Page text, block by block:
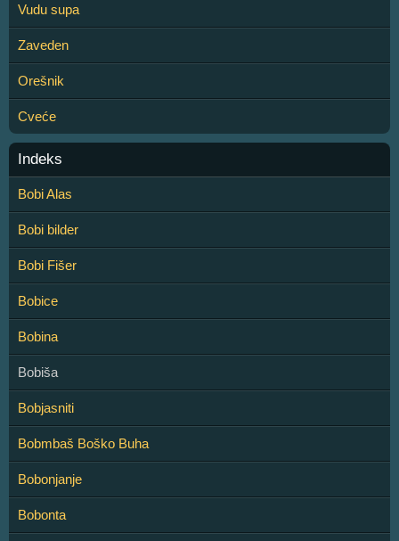
Vudu supa
Zaveden
Orešnik
Cveće
Indeks
Bobi Alas
Bobi bilder
Bobi Fišer
Bobice
Bobina
Bobiša
Bobjasniti
Bobmbaš Boško Buha
Bobonjanje
Bobonta